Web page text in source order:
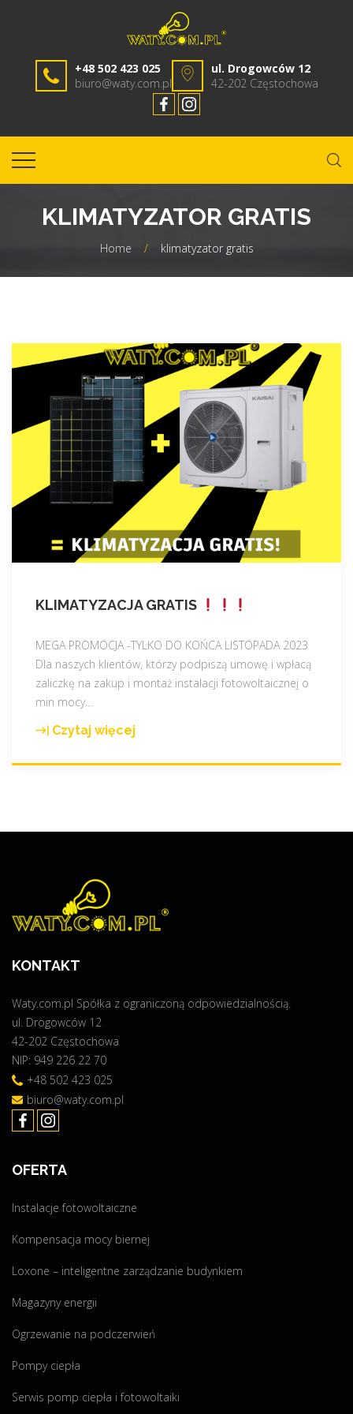
+48 502 423 025
biuro@waty.com.pl
ul. Drogowców 12
42-202 Częstochowa
KLIMATYZATOR GRATIS
Home / klimatyzator gratis
KLIMATYZACJA GRATIS
MEGA PROMOCJA -TYLKO DO KOŃCA LISTOPADA 2023
Dla naszych klientów, którzy podpiszą umowę i wpłacą
zaliczkę na zakup i montaż instalacji fotowoltaicznej o
min mocy…
Czytaj więcej
A
C
A
R
A
T
I
S
KONTAKT
Waty.com.pl Spółka z ograniczoną odpowiedzialnością.
ul. Drogowców 12
42-202 Częstochowa
NIP: 949 226 22 70
+48 502 423 025
biuro@waty.com.pl
OFERTA
Instalacje fotowoltaiczne
Kompensacja mocy biernej
Loxone – inteligentne zarządzanie budynkiem
Magazyny energii
Ogrzewanie na podczerwień
Pompy ciepła
Serwis pomp ciepła i fotowoltaiki